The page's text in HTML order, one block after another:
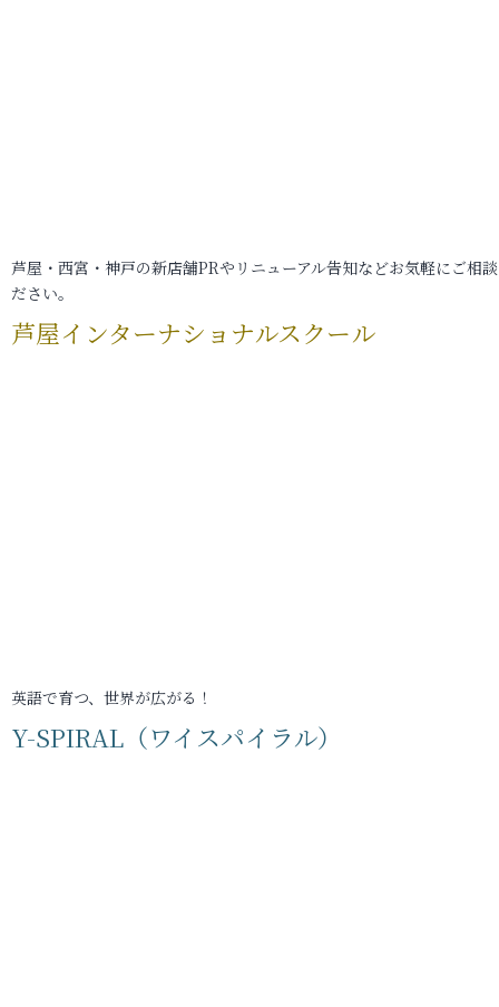
芦屋・西宮・神戸の新店舗PRやリニューアル告知などお気軽にご相
ださい。
芦屋インターナショナルスクール
英語で育つ、世界が広がる！
Y-SPIRAL（ワイスパイラル）